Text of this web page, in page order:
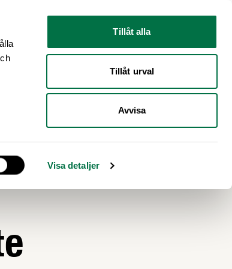
Visa detaljer
Tillåt alla
Tillåt urval
Avvisa